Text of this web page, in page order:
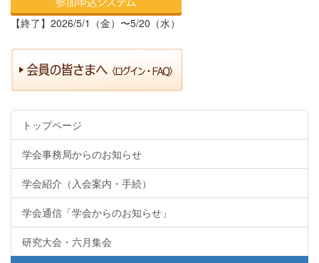
【終了】2026/5/1（金）〜5/20（水）
トップページ
学会事務局からのお知らせ
学会紹介（入会案内・手続）
学会通信「学会からのお知らせ」
研究大会・六月集会